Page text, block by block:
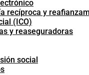
recíproca y
(ICO)
y reaseguradoras
social